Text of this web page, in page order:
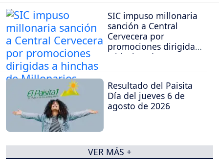
SIC impuso millonaria
sanción a Central
Cervecera por
promociones dirigidas
a hinchas de
Resultado del Paisita
Día del jueves 6 de
agosto de 2026
VER MÁS +